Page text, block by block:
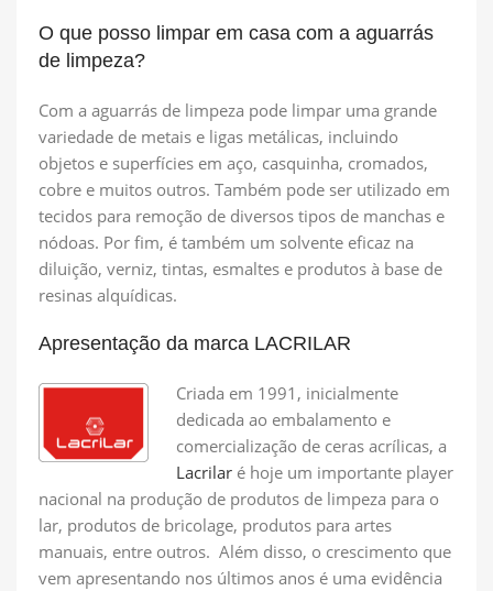
O que posso limpar em casa com a aguarrás
de limpeza?
Com a aguarrás de limpeza pode limpar uma grande
variedade de metais e ligas metálicas, incluindo
objetos e superfícies em aço, casquinha, cromados,
cobre e muitos outros. Também pode ser utilizado em
tecidos para remoção de diversos tipos de manchas e
nódoas. Por fim, é também um solvente eficaz na
diluição, verniz, tintas, esmaltes e produtos à base de
resinas alquídicas.
Apresentação da marca LACRILAR
Criada em 1991, inicialmente
dedicada ao embalamento e
comercialização de ceras acrílicas, a
Lacrilar é hoje um importante player
nacional na produção de produtos de limpeza para o
lar, produtos de bricolage, produtos para artes
manuais, entre outros. Além disso, o crescimento que
vem apresentando nos últimos anos é uma evidência